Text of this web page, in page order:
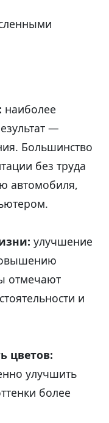
наиболее
—
Большинство
без труда
автомобиля,
улучшение
отмечают
и
цветов:
улучшить
более